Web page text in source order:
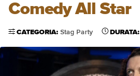
Comedy All Star
CATEGORIA: Stag Party DURATA: